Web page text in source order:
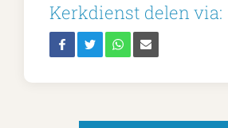
Kerkdienst delen via: